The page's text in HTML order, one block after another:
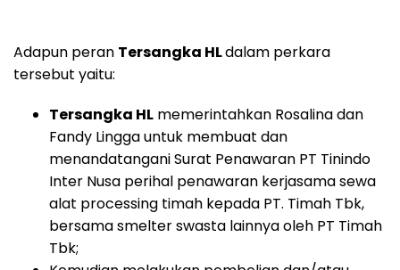
Adapun peran Tersangka HLdalam perkara
tersebut yaitu:
Tersangka HL memerintahkan Rosalina dan
Fandy Lingga untuk membuat dan
menandatangani Surat Penawaran PT Tinindo
Inter Nusa perihal penawaran kerjasama sewa
alat processing timah kepada PT. Timah Tbk,
bersama smelter swasta lainnya oleh PT Timah
Tbk;